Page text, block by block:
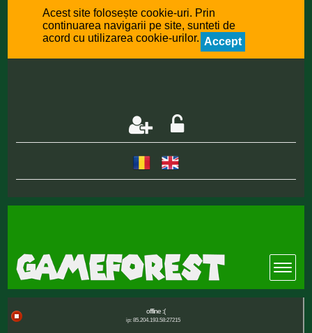
Acest site folosește cookie-uri. Prin
continuarea navigarii pe site, sunteti de
acord cu utilizarea cookie-urilor. Accept
offline :(
ip: 85.204.193.58:27215